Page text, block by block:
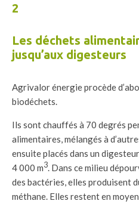
2
Les déchets
jusqu’aux digesteurs
Agrivalor énergie procède
biodéchets.
Ils sont chauffés à 70 degrés
alimentaires, mélangés à
ensuite placés dans un
4 000 m3. Dans ce milieu
des bactéries, elles produisent
méthane. Elles restent en